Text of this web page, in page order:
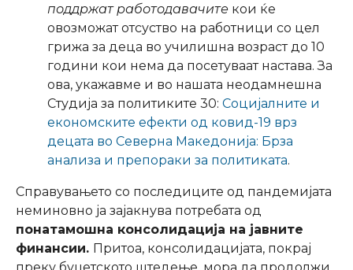
поддржат работодавачите кои ќе
овозможат отсуство на работници со цел
грижа за деца во училишна возраст до 10
години кои нема да посетуваат настава. За
ова, укажавме и во нашата неодамнешна
Студија за политиките 30: Социјалните и
економските ефекти од ковид-19 врз
децата во Северна Македонија: Брза
анализа и препораки за политиката.
Справувањето со последиците од пандемијата
неминовно ја зајакнува потребата од
понатамошна консолидација на јавните
финансии. Притоа, консолидацијата, покрај
преку буџетското штедење, мора да продолжи